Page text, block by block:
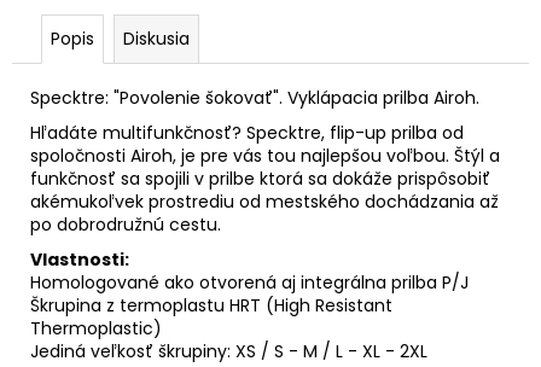
Popis Diskusia
Specktre: "Povolenie šokovať". Vyklápacia prilba Airoh.
Hľadáte multifunkčnosť? Specktre, flip-up prilba od
spoločnosti Airoh, je pre vás tou najlepšou voľbou. Štýl a
funkčnosť sa spojili v prilbe ktorá sa dokáže prispôsobiť
akémukoľvek prostrediu od mestského dochádzania až
po dobrodružnú cestu.
Vlastnosti:
Homologované ako otvorená aj integrálna prilba P/J
Škrupina z termoplastu HRT (High Resistant
Thermoplastic)
Jediná veľkosť škrupiny: XS / S - M / L - XL - 2XL